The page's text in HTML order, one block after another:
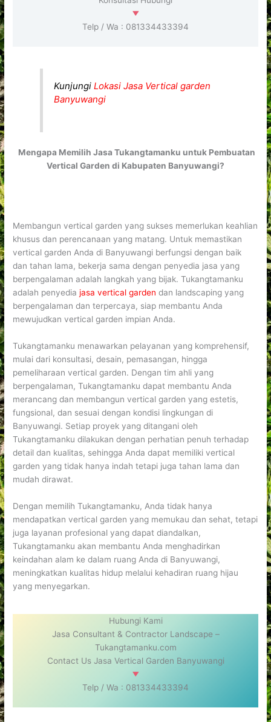
Telp / Wa : 081334433394
KunjungiLokasi Jasa Vertical garden
Banyuwangi
Mengapa Memilih Jasa Tukangtamanku untuk Pembuatan
Vertical Garden di Kabupaten Banyuwangi?
Membangun vertical garden yang sukses memerlukan keahlian
khusus dan perencanaan yang matang. Untuk memastikan
vertical garden Anda di Banyuwangi berfungsi dengan baik
dan tahan lama, bekerja sama dengan penyedia jasa yang
berpengalaman adalah langkah yang bijak. Tukangtamanku
adalah penyediajasa vertical garden dan landscaping yang
berpengalaman dan terpercaya, siap membantu Anda
mewujudkan vertical garden impian Anda.
Tukangtamanku menawarkan pelayanan yang komprehensif,
mulai dari konsultasi, desain, pemasangan, hingga
pemeliharaan vertical garden. Dengan tim ahli yang
berpengalaman, Tukangtamanku dapat membantu Anda
merancang dan membangun vertical garden yang estetis,
fungsional, dan sesuai dengan kondisi lingkungan di
Banyuwangi. Setiap proyek yang ditangani oleh
Tukangtamanku dilakukan dengan perhatian penuh terhadap
detail dan kualitas, sehingga Anda dapat memiliki vertical
garden yang tidak hanya indah tetapi juga tahan lama dan
mudah dirawat.
Dengan memilih Tukangtamanku, Anda tidak hanya
mendapatkan vertical garden yang memukau dan sehat, tetapi
juga layanan profesional yang dapat diandalkan,
Tukangtamanku akan membantu Anda menghadirkan
keindahan alam ke dalam ruang Anda di Banyuwangi,
meningkatkan kualitas hidup melalui kehadiran ruang hijau
yang menyegarkan.
Hubungi Kami
Jasa Consultant & Contractor Landscape –
Tukangtamanku.com
Contact Us Jasa Vertical Garden Banyuwangi
Telp / Wa : 081334433394